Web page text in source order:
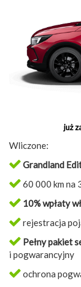
już
Wliczone:
Grandland
60 000 km na
10% wpłaty
rejestracja
Pełny pakiet
i pogwarancyjny
ochrona